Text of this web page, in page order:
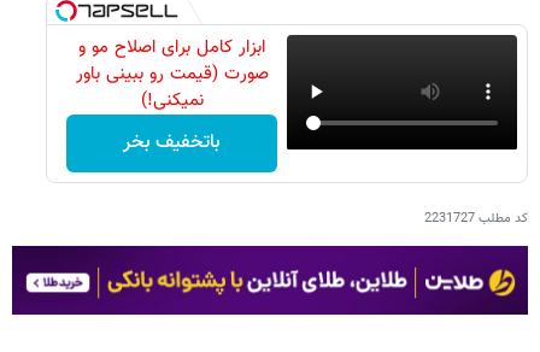
ابزار کامل برای اصلاح مو و
صورت (قیمت رو ببینی باور
نمیکنی!)
باتخفیف بخر
کد مطلب2231727